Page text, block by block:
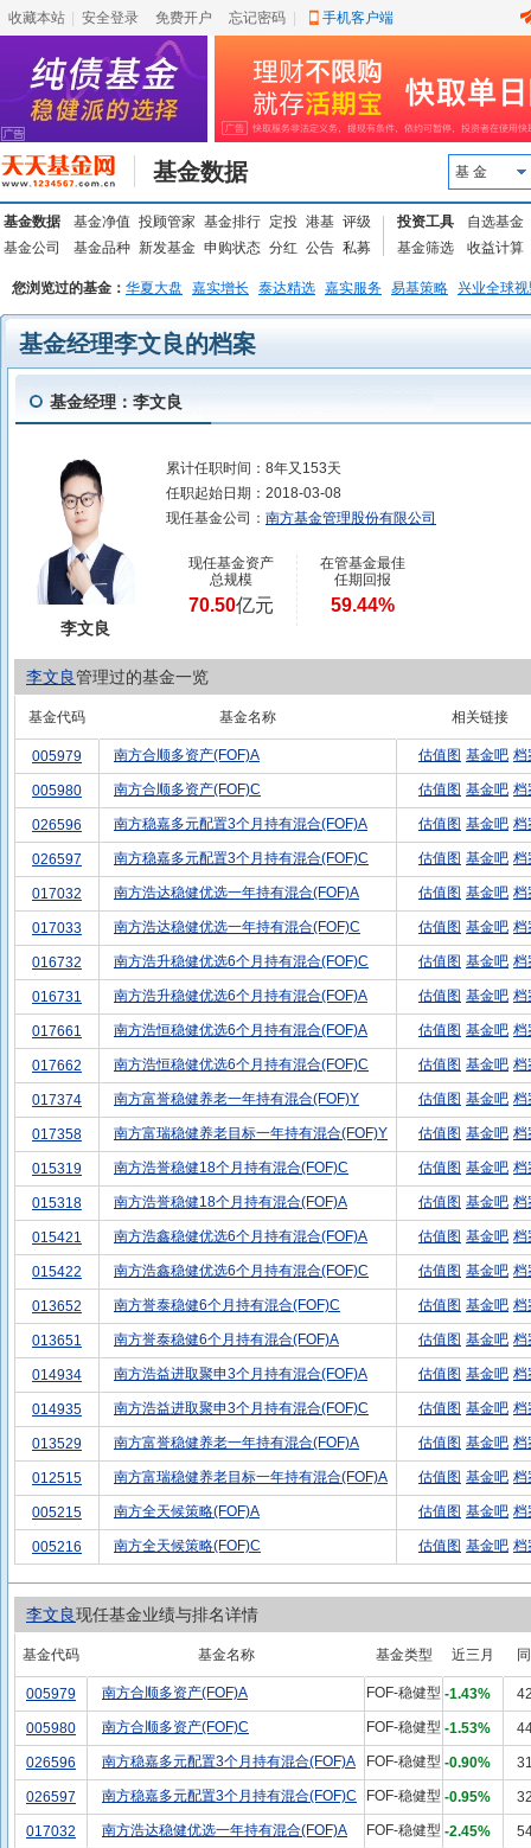
收藏本站 安全登录 免费开户 忘记密码 手机客户端
基金数据 基 金
基金数据 基金净值 投顾管家 基金排行 定投 港基 评级
基金公司
基金品种 新发基金 申购状态 分红 公告 私募
投资工具
自选基金
基金筛选
收益计算
您浏览过的基金： 华夏大盘 嘉实增长 泰达精选 嘉实服务 易基策略 兴业全球
基金经理李文良的档案
基金经理：李文良
李文良
累计任职时间： 8年又153天
任职起始日期： 2018-03-08
现任基金公司： 南方基金管理股份有限公司
现任基金资产
总规模
70.50亿元
在管基金最佳
任期回报
59.44%
李文良管理过的基金一览
基金代码 基金名称 相关链接
005979 南方合顺多资产(FOF)A 估值图 基金吧 档
005980 南方合顺多资产(FOF)C 估值图 基金吧 档
026596 南方稳嘉多元配置3个月持有混合(FOF)A 估值图 基金吧 档
026597 南方稳嘉多元配置3个月持有混合(FOF)C 估值图 基金吧 档
017032 南方浩达稳健优选一年持有混合(FOF)A 估值图 基金吧 档
017033 南方浩达稳健优选一年持有混合(FOF)C 估值图 基金吧 档
016732 南方浩升稳健优选6个月持有混合(FOF)C 估值图 基金吧 档
016731 南方浩升稳健优选6个月持有混合(FOF)A 估值图 基金吧 档
017661 南方浩恒稳健优选6个月持有混合(FOF)A 估值图 基金吧 档
017662 南方浩恒稳健优选6个月持有混合(FOF)C 估值图 基金吧 档
017374 南方富誉稳健养老一年持有混合(FOF)Y 估值图 基金吧 档
017358 南方富瑞稳健养老目标一年持有混合(FOF)Y 估值图 基金吧 档
015319 南方浩誉稳健18个月持有混合(FOF)C 估值图 基金吧 档
015318 南方浩誉稳健18个月持有混合(FOF)A 估值图 基金吧 档
015421 南方浩鑫稳健优选6个月持有混合(FOF)A 估值图 基金吧 档
015422 南方浩鑫稳健优选6个月持有混合(FOF)C 估值图 基金吧 档
013652 南方誉泰稳健6个月持有混合(FOF)C 估值图 基金吧 档
013651 南方誉泰稳健6个月持有混合(FOF)A 估值图 基金吧 档
014934 南方浩益进取聚申3个月持有混合(FOF)A 估值图 基金吧 档
014935 南方浩益进取聚申3个月持有混合(FOF)C 估值图 基金吧 档
013529 南方富誉稳健养老一年持有混合(FOF)A 估值图 基金吧 档
012515 南方富瑞稳健养老目标一年持有混合(FOF)A 估值图 基金吧 档
005215 南方全天候策略(FOF)A 估值图 基金吧 档
005216 南方全天候策略(FOF)C 估值图 基金吧 档
李文良现任基金业绩与排名详情
基金代码 基金名称 基金类型 近三月
005979 南方合顺多资产(FOF)A FOF-稳健型 -1.43%
005980 南方合顺多资产(FOF)C FOF-稳健型 -1.53%
026596 南方稳嘉多元配置3个月持有混合(FOF)A FOF-稳健型 -0.90%
026597 南方稳嘉多元配置3个月持有混合(FOF)C FOF-稳健型 -0.95%
017032 南方浩达稳健优选一年持有混合(FOF)A FOF-稳健型 -2.45%